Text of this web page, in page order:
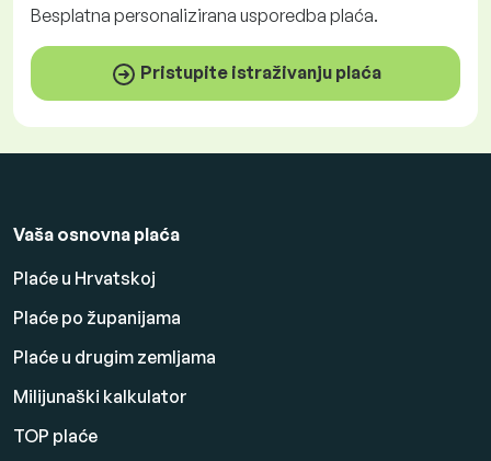
Besplatna personalizirana usporedba plaća.
Pristupite istraživanju plaća
Vaša osnovna plaća
Plaće u Hrvatskoj
Plaće po županijama
Plaće u drugim zemljama
Milijunaški kalkulator
TOP plaće